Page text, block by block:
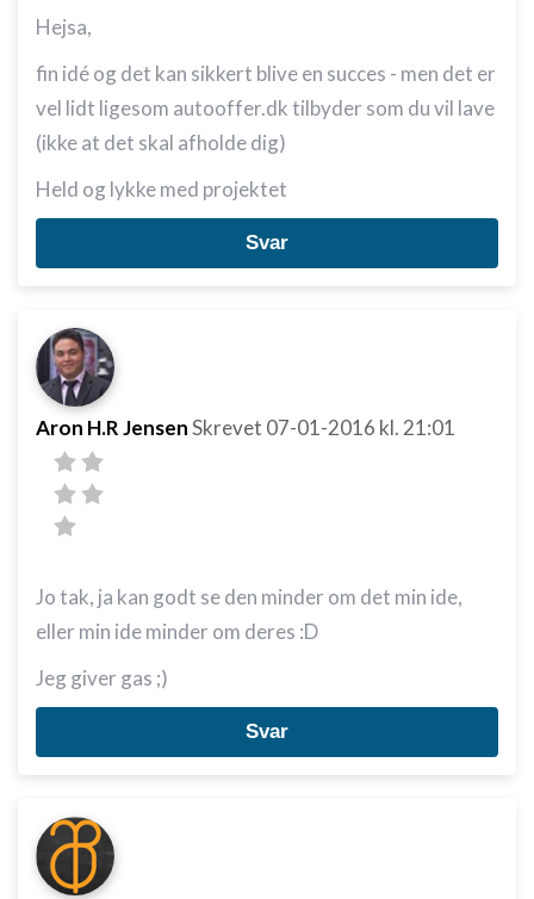
Hejsa,
fin idé og det kan sikkert blive en succes - men det er
vel lidt ligesom autooffer.dk tilbyder som du vil lave
(ikke at det skal afholde dig)
Held og lykke med projektet
Svar
Aron H.R JensenSkrevet 07-01-2016 kl. 21:01
Jo tak, ja kan godt se den minder om det min ide,
eller min ide minder om deres :D
Jeg giver gas ;)
Svar